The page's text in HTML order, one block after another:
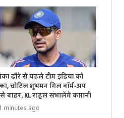
दौरे से पहले टीम इंडिया को
चोटिल शुभमन गिल वॉर्म-अप
बाहर, KL राहुल संभालेंगे कप्तानी
minutes ago